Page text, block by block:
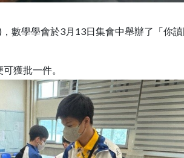
數學學會於3月13日集會中舉辦了「你讀
獲批一件。